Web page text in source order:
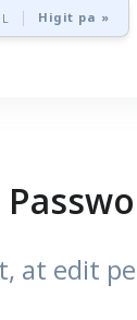
Higit pa »
at edit